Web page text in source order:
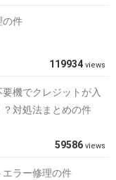
の件
119934 views
要機でクレジットが入
対処法まとめの件
59586 views
ラー修理の件